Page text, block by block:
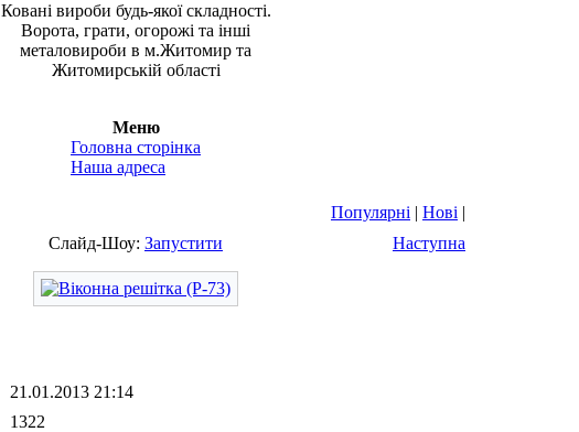
Ковані вироби будь-якої складності.
Ворота, грати, огорожі та інші
металовироби в м.Житомир та
Житомирській області
Меню
Головна сторінка
Наша адреса
Популярні | Нові |
Слайд-Шоу: Запустити Наступна
21.01.2013 21:14
1322